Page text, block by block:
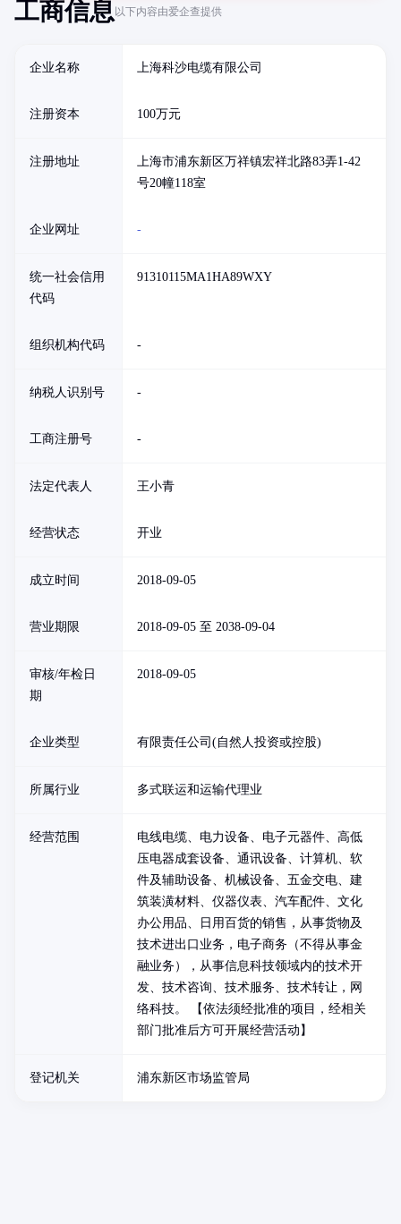
工商信息以下内容由爱企查提供
企业名称 上海科沙电缆有限公司
注册资本 100万元
注册地址
上海市浦东新区万祥镇宏祥北路83弄1-42
号20幢118室
企业网址 -
统一社会信用
代码
91310115MA1HA89WXY
组织机构代码 -
纳税人识别号 -
工商注册号 -
法定代表人 王小青
经营状态 开业
成立时间 2018-09-05
营业期限 2018-09-05 至 2038-09-04
审核/年检日
期
2018-09-05
企业类型 有限责任公司(自然人投资或控股)
所属行业 多式联运和运输代理业
经营范围
电线电缆、电力设备、电子元器件、高低
压电器成套设备、通讯设备、计算机、软
件及辅助设备、机械设备、五金交电、建
筑装潢材料、仪器仪表、汽车配件、文化
办公用品、日用百货的销售，从事货物及
技术进出口业务，电子商务（不得从事金
融业务），从事信息科技领域内的技术开
发、技术咨询、技术服务、技术转让，网
络科技。 【依法须经批准的项目，经相关
部门批准后方可开展经营活动】
登记机关 浦东新区市场监管局